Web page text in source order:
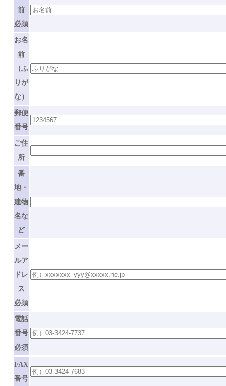
前
必須
お名
前
（ふ
りが
な）
郵便
番号
ご住
所
番
地・
建物
名な
ど
メー
ルア
ドレ
ス
必須
電話
番号
必須
FAX
番号